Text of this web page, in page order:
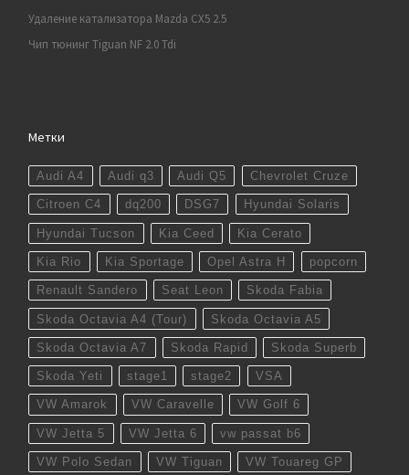
Удаление катализатора Mazda CX5 2.5
Чип тюнинг Tiguan NF 2.0 Tdi
Метки
Audi A4 Audi q3 Audi Q5 Chevrolet Cruze
Citroen C4 dq200 DSG7 Hyundai Solaris
Hyundai Tucson Kia Ceed Kia Cerato
Kia Rio Kia Sportage Opel Astra H popcorn
Renault Sandero Seat Leon Skoda Fabia
Skoda Octavia A4 (Tour) Skoda Octavia A5
Skoda Octavia A7 Skoda Rapid Skoda Superb
Skoda Yeti stage1 stage2 VSA
VW Amarok VW Caravelle VW Golf 6
VW Jetta 5 VW Jetta 6 vw passat b6
VW Polo Sedan VW Tiguan VW Touareg GP